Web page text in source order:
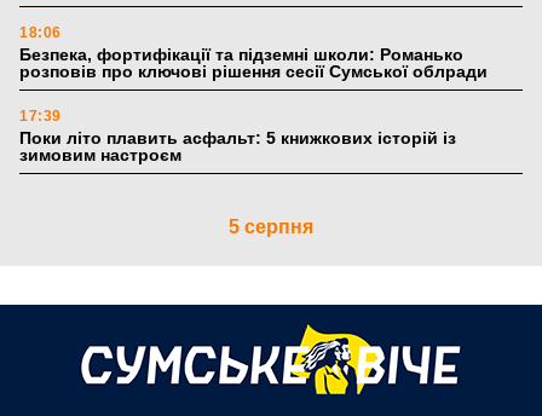
18:06
Безпека, фортифікації та підземні школи: Романько
розповів про ключові рішення сесії Сумської облради
17:39
Поки літо плавить асфальт: 5 книжкових історій із
зимовим настроєм
5 серпня
Лікарня Святого Пантелеймона отримала апарат УЗД та
обладнання від партнерів із Німеччини
Кобзар домовляється із Червоним Хрестом про нові